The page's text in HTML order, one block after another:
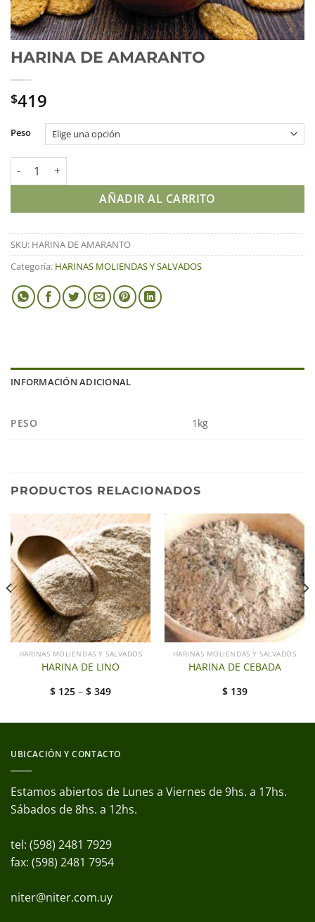
HARINA DE AMARANTO
$419
Peso
HARINA DE AMARANTO cantidad
AÑADIR AL CARRITO
SKU: HARINA DE AMARANTO
Categoría: HARINAS MOLIENDAS Y SALVADOS
INFORMACIÓN ADICIONAL
PESO 1kg
PRODUCTOS RELACIONADOS
HARINAS MOLIENDAS Y SALVADOS
HARINA DE LINO
$ 125 – $ 349
HARINAS MOLIENDAS Y SALVADOS
HARINA DE CEBADA
$ 139
UBICACIÓN Y CONTACTO
Estamos abiertos de Lunes a Viernes de 9hs. a 17hs.
Sábados de 8hs. a 12hs.
tel: (598) 2481 7929
fax: (598) 2481 7954
niter@niter.com.uy